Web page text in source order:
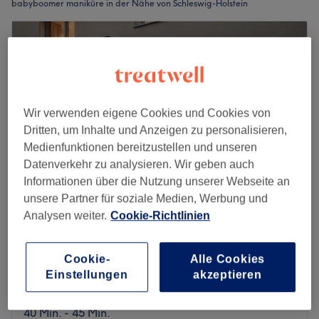
babyboomer maniküre in der Nähe von Schleswig-Holstein
Test Ost (nicht buchen!)
4,5
39 Bewertungen
Helgoland, Schleswig-Holstein
Auf Karte anzeigen
Nagelmodellage Klassik
40 Min. - 45 Min.
Wir verwenden eigene Cookies und Cookies von
Dritten, um Inhalte und Anzeigen zu personalisieren,
Medienfunktionen bereitzustellen und unseren
Datenverkehr zu analysieren. Wir geben auch
Informationen über die Nutzung unserer Webseite an
unsere Partner für soziale Medien, Werbung und
Analysen weiter. Cookie-Richtlinien
Cookie-
Einstellungen
Alle Cookies
akzeptieren